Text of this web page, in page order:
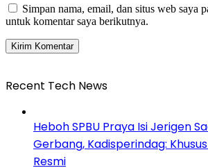
Simpan nama, email, dan situs web saya
untuk komentar saya berikutnya.
Recent Tech News
Heboh SPBU Praya Isi Jerigen
Gerbang, Kadisperindag:
Resmi